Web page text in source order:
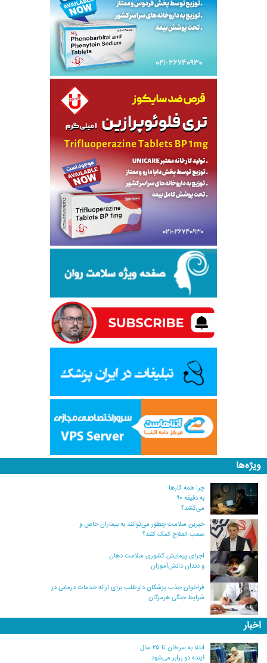
ویژه‌ها
چرا همه کارها
به دقیقه ۹۰
می‌کشد؟
خیرین سلامت چطور می‌توانند به بیماران خاص و
صعب العلاج کمک کنند؟
اجرای پیمایش کشوری سلامت دهان
و دندان دانش‌آموزان
فراخوان جذب پزشکان داوطلب برای ارائه خدمات درمانی در
شرایط جنگی هرمزگان
اخبار
ابتلا به سرطان تا ۲۵ سال
آینده دو برابر می‌شود